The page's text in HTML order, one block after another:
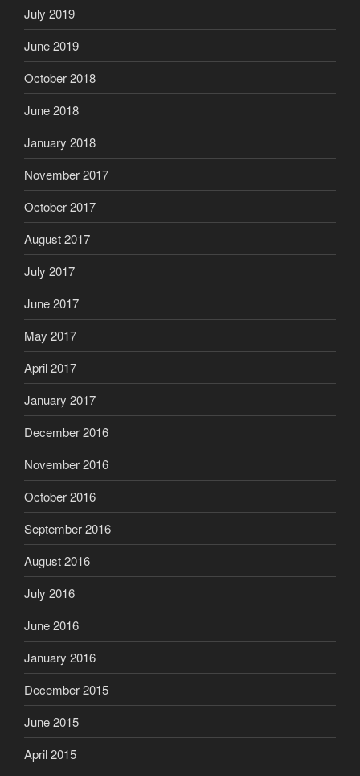
July 2019
June 2019
October 2018
June 2018
January 2018
November 2017
October 2017
August 2017
July 2017
June 2017
May 2017
April 2017
January 2017
December 2016
November 2016
October 2016
September 2016
August 2016
July 2016
June 2016
January 2016
December 2015
June 2015
April 2015